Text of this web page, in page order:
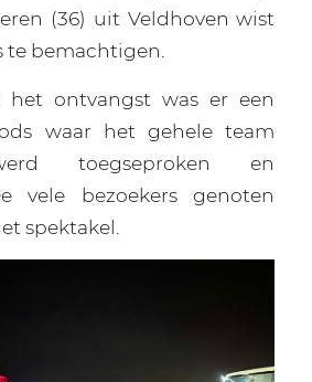
(36) uit Veldhoven wist
te bemachtigen.
het ontvangst was er een
waar het gehele team
toegseproken en
vele bezoekers genoten
spektakel.